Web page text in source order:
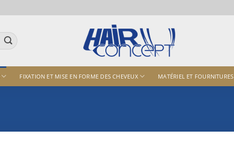
FIXATION ET MISE EN FORME DES CHEVEUX MATÉRIEL ET FOURNITURES